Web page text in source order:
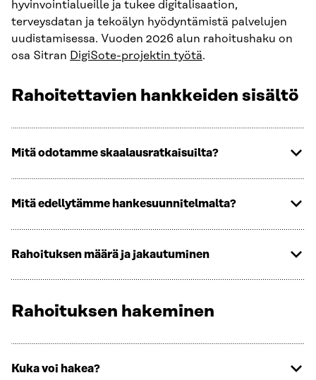
hyvinvointialueille ja tukee digitalisaation,
terveysdatan ja tekoälyn hyödyntämistä palvelujen
uudistamisessa. Vuoden 2026 alun rahoitushaku on
osa Sitran DigiSote-projektin työtä.
Rahoitettavien hankkeiden sisältö
Mitä odotamme skaalausratkaisuilta?
Mitä edellytämme hankesuunnitelmalta?
Rahoituksen määrä ja jakautuminen
Rahoituksen hakeminen
Kuka voi hakea?